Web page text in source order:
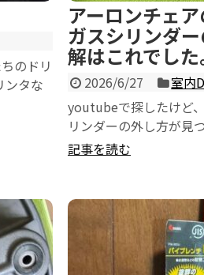
のドリ
ンタな
左...
アーロンチェア
ガスシリンダ
解はこれでした
2026/6/27
室内
youtubeで探したけど
リンダーの外し方が見
かとネット検索。 する
記事を読む